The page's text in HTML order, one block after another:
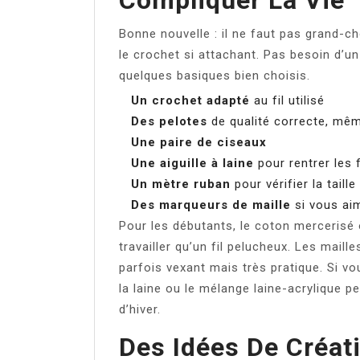
Bonne nouvelle : il ne faut pas grand-
le crochet si attachant. Pas besoin
quelques basiques bien choisis.
Un crochet adapté au fil utilisé
Des pelotes de qualité correcte,
Une paire de ciseaux
Une aiguille à laine pour rentrer les
Un mètre ruban pour vérifier la taille
Des marqueurs de maille si vous
Pour les débutants, le coton
travailler qu’un fil pelucheux. Les
parfois vexant mais très pratique. Si
la laine ou le mélange laine-acrylique
d’hiver.
Des Idées De